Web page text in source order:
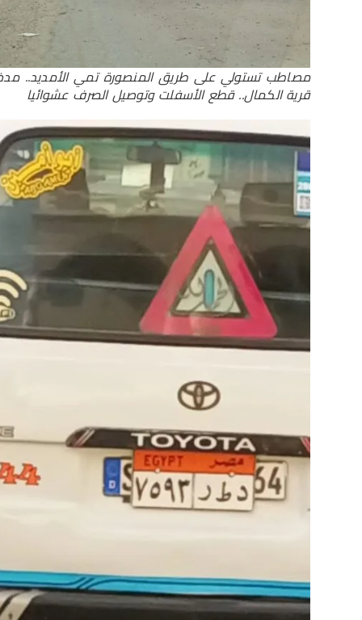
مصاطب تستولي على طريق المنصورة تمي الأمديد..
قرية الكمال.. قطع الأسفلت وتوصيل الصرف عشوائيا